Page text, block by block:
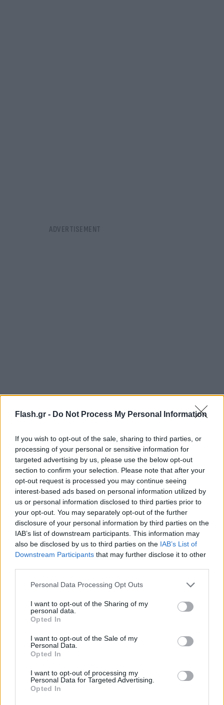
Flash.gr - Do Not Process My Personal Information
If you wish to opt-out of the sale, sharing to third parties, or
processing of your personal or sensitive information for
targeted advertising by us, please use the below opt-out
section to confirm your selection. Please note that after your
opt-out request is processed you may continue seeing
interest-based ads based on personal information utilized by
us or personal information disclosed to third parties prior to
your opt-out. You may separately opt-out of the further
disclosure of your personal information by third parties on the
IAB’s list of downstream participants. This information may
also be disclosed by us to third parties on the IAB’s List of
Downstream Participants that may further disclose it to other
Please note that this website/app uses one or more Google
not limited to your visit or usage behaviour. You may click to
grant or deny consent to Google and its third-party tags to
use your data for below specified purposes in below Google
consent section.
Personal Data Processing Opt Outs
I want to opt-out of the Sharing of my
personal data.
Opted In
I want to opt-out of the Sale of my
Personal Data.
Opted In
I want to opt-out of processing my
Personal Data for Targeted Advertising.
Opted In
“διάβαζαν” τον αντίπαλο, με τον Παναθηναϊκό να
είναι καλά στημένος στον αγωνιστικό χώρο. Κάποια
επιπόλαια λάθη των “πράσινων” έφεραν ανησυχία
στο παιχνίδι της ομάδας, αλλά και η Σλάβια δεν
είχε καταφέρει να απειλήσει με ουσιαστική
ευκαιρία. Μετά το πέρας του πρώτου τέταρτου, το
“τριφύλλι” ανέβασε την απόδοσή του και βγήκε από
το… καβούκι του, κρατώντας περισσότερο την
μπάλα στα πόδια. Το πρώτο σουτ στην αναμέτρηση
έγινε από την πλευρά των φιλοξενούμενων με τον
Παλάσιος. Στο 29ο λεπτό, ο Κώτσιρας έκανε τη
ντρίμπλαρε, προτού σουτάρει και ο Μάντους
απομακρύνει την μπάλα. Εν συνεχεία, οι “πράσινοι”
είχαν αυτοπεποίθηση κι ανέβασαν περαιτέρω την
απόδοσή τους, αλλά στο 40′ ο Παλάσιος
δημιούργησε ανισορροπίες κατά της ομάδας του.
Το “τριφύλλι” δεν άντεξε και στο 45+2′